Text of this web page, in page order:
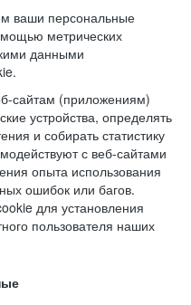
ваши персональные
метрических
данными
сайтам (приложениям)
устройства, определять
и собирать статистику
с веб-сайтами
опыта использования
ошибок или багов.
для установления
пользователя наших